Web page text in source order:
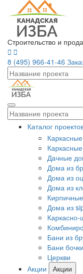
Строительство и
8 (495) 966-41-46
Каталог
Дачные
Дома из
Дома из
Дома из
Дома из
Бани из
Бани бочки
Церкви
Акции
Акции